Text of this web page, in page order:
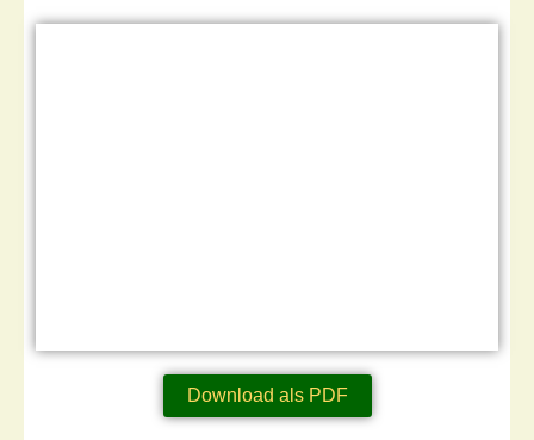
Download als PDF